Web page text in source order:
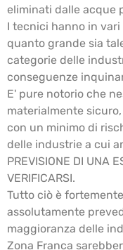
eliminati dalle acque
I tecnici hanno in
quanto grande sia
categorie delle
conseguenze
E' pure notorio che
materialmente
con un minimo di
delle industrie a cui
PREVISIONE DI UNA
VERIFICARSI.
Tutto ciò è
assolutamente
maggioranza delle
Zona Franca